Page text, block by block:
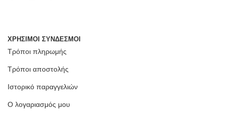
ΧΡΗΣΙΜΟΙ ΣΥΝΔΕΣΜΟΙ
Τρόποι πληρωμής
Τρόποι αποστολής
Ιστορικό παραγγελιών
Ο λογαριασμός μου